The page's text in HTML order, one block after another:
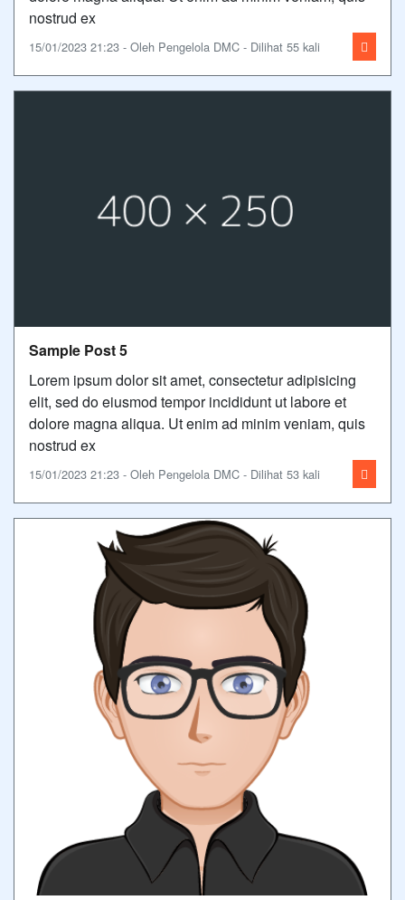
nostrud ex
15/01/2023 21:23 - Oleh Pengelola DMC - Dilihat 55 kali
Sample Post 5
Lorem ipsum dolor sit amet, consectetur adipisicing
elit, sed do eiusmod tempor incididunt ut labore et
dolore magna aliqua. Ut enim ad minim veniam, quis
nostrud ex
15/01/2023 21:23 - Oleh Pengelola DMC - Dilihat 53 kali